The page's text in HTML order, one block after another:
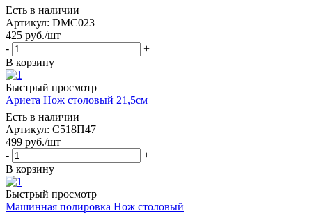
Есть в наличии
Артикул: DMC023
425 руб./шт
-
+
В корзину
Быстрый просмотр
Ариета Нож столовый 21,5см
Есть в наличии
Артикул: С518П47
499 руб./шт
-
+
В корзину
Быстрый просмотр
Машинная полировка Нож столовый